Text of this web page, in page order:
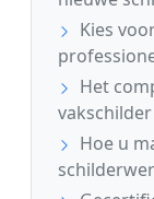
Kies
Het
vakschilder
Hoe u